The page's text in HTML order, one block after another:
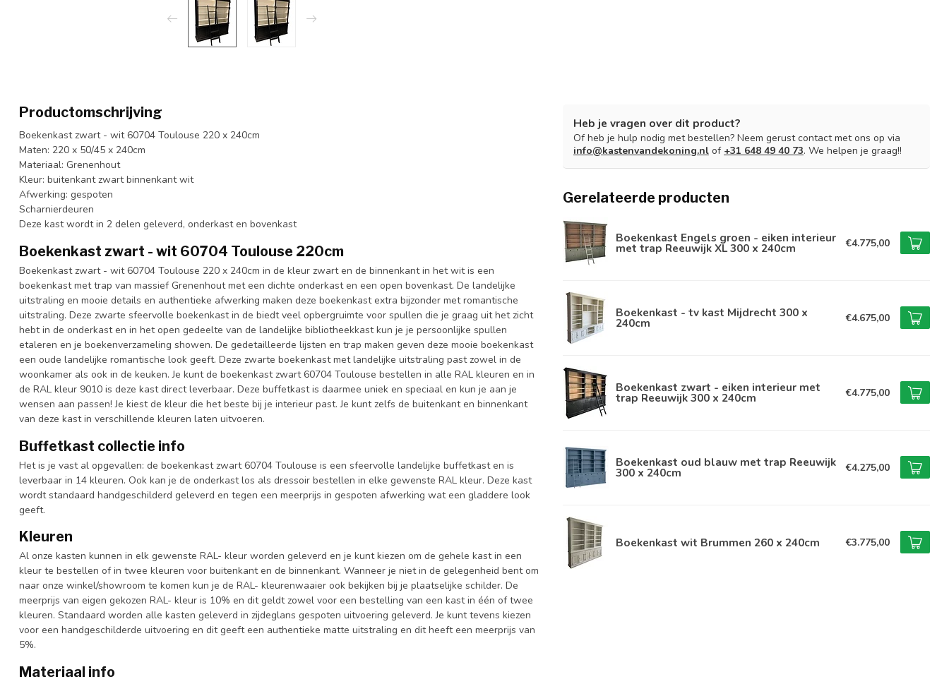
Productomschrijving
Boekenkast zwart - wit 60704 Toulouse 220 x 240cm
Maten: 220 x 50/45 x 240cm
Materiaal: Grenenhout
Kleur: buitenkant zwart binnenkant wit
Afwerking: gespoten
Scharnierdeuren
Deze kast wordt in 2 delen geleverd, onderkast en bovenkast
Boekenkast zwart - wit 60704 Toulouse 220cm
Boekenkast zwart - wit 60704 Toulouse 220 x 240cm in de kleur zwart en de binnenkant in het wit is een
boekenkast met trap van massief Grenenhout met een dichte onderkast en een open bovenkast. De landelijke
uitstraling en mooie details en authentieke afwerking maken deze boekenkast extra bijzonder met romantische
uitstraling. Deze zwarte sfeervolle boekenkast in de biedt veel opbergruimte voor spullen die je graag uit het zicht
hebt in de onderkast en in het open gedeelte van de landelijke bibliotheekkast kun je je persoonlijke spullen
etaleren en je boekenverzameling showen. De gedetailleerde lijsten en trap maken geven deze mooie boekenkast
een oude landelijke romantische look geeft. Deze zwarte boekenkast met landelijke uitstraling past zowel in de
woonkamer als ook in de keuken. Je kunt de boekenkast zwart 60704 Toulouse bestellen in alle RAL kleuren en in
de RAL kleur 9010 is deze kast direct leverbaar. Deze buffetkast is daarmee uniek en speciaal en kun je aan je
wensen aan passen! Je kiest de kleur die het beste bij je interieur past. Je kunt zelfs de buitenkant en binnenkant
van deze kast in verschillende kleuren laten uitvoeren.
Buffetkast collectie info
Het is je vast al opgevallen: de boekenkast zwart 60704 Toulouse is een sfeervolle landelijke buffetkast en is
leverbaar in 14 kleuren. Ook kan je de onderkast los als dressoir bestellen in elke gewenste RAL kleur. Deze kast
wordt standaard handgeschilderd geleverd en tegen een meerprijs in gespoten afwerking wat een gladdere look
geeft.
Kleuren
Al onze kasten kunnen in elk gewenste RAL- kleur worden geleverd en je kunt kiezen om de gehele kast in een
kleur te bestellen of in twee kleuren voor buitenkant en de binnenkant. Wanneer je niet in de gelegenheid bent om
naar onze winkel/showroom te komen kun je de RAL- kleurenwaaier ook bekijken bij je plaatselijke schilder. De
meerprijs van eigen gekozen RAL- kleur is 10% en dit geldt zowel voor een bestelling van een kast in één of twee
kleuren. Standaard worden alle kasten geleverd in zijdeglans gespoten uitvoering geleverd. Je kunt tevens kiezen
voor een handgeschilderde uitvoering en dit geeft een authentieke matte uitstraling en dit heeft een meerprijs van
5%.
Materiaal info
Heb je vragen over dit product?
Of heb je hulp nodig met bestellen? Neem gerust contact met ons op via
info@kastenvandekoning.nl of +31 648 49 40 73. We helpen je graag!!
Gerelateerde producten
Boekenkast Engels groen - eiken interieur
met trap Reeuwijk XL 300 x 240cm €4.775,00
Boekenkast - tv kast Mijdrecht 300 x
240cm €4.675,00
Boekenkast zwart - eiken interieur met
trap Reeuwijk 300 x 240cm €4.775,00
Boekenkast oud blauw met trap Reeuwijk
300 x 240cm €4.275,00
Boekenkast wit Brummen 260 x 240cm €3.775,00